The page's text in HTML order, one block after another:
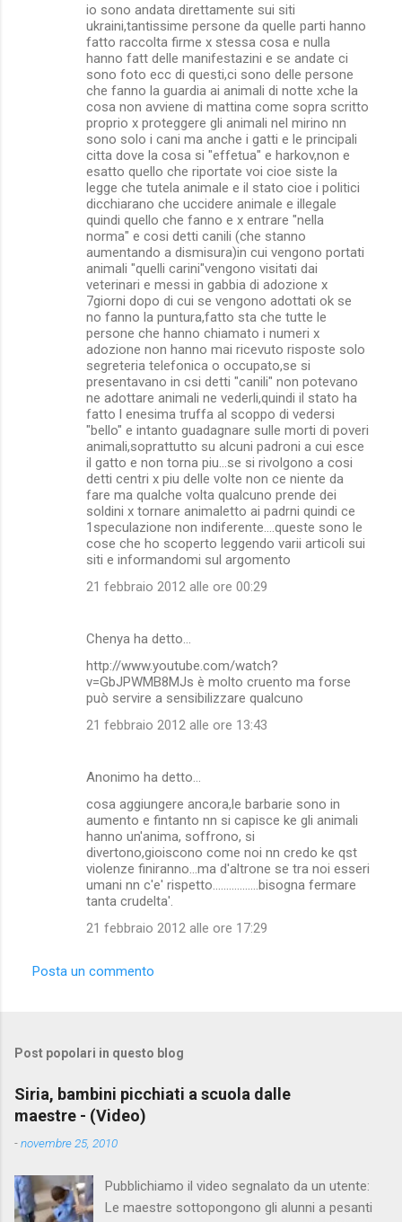
io sono andata direttamente sui siti
ukraini,tantissime persone da quelle parti hanno
fatto raccolta firme x stessa cosa e nulla
hanno fatt delle manifestazini e se andate ci
sono foto ecc di questi,ci sono delle persone
che fanno la guardia ai animali di notte xche la
cosa non avviene di mattina come sopra scritto
proprio x proteggere gli animali nel mirino nn
sono solo i cani ma anche i gatti e le principali
citta dove la cosa si "effetua" e harkov,non e
esatto quello che riportate voi cioe siste la
legge che tutela animale e il stato cioe i politici
dicchiarano che uccidere animale e illegale
quindi quello che fanno e x entrare "nella
norma" e cosi detti canili (che stanno
aumentando a dismisura)in cui vengono portati
animali "quelli carini"vengono visitati dai
veterinari e messi in gabbia di adozione x
7giorni dopo di cui se vengono adottati ok se
no fanno la puntura,fatto sta che tutte le
persone che hanno chiamato i numeri x
adozione non hanno mai ricevuto risposte solo
segreteria telefonica o occupato,se si
presentavano in csi detti "canili" non potevano
ne adottare animali ne vederli,quindi il stato ha
fatto l enesima truffa al scoppo di vedersi
"bello" e intanto guadagnare sulle morti di poveri
animali,soprattutto su alcuni padroni a cui esce
il gatto e non torna piu...se si rivolgono a cosi
detti centri x piu delle volte non ce niente da
fare ma qualche volta qualcuno prende dei
soldini x tornare animaletto ai padrni quindi ce
1speculazione non indiferente....queste sono le
cose che ho scoperto leggendo varii articoli sui
siti e informandomi sul argomento
21 febbraio 2012 alle ore 00:29
Chenya ha detto…
http://www.youtube.com/watch?
v=GbJPWMB8MJs è molto cruento ma forse
può servire a sensibilizzare qualcuno
21 febbraio 2012 alle ore 13:43
Anonimo ha detto…
cosa aggiungere ancora,le barbarie sono in
aumento e fintanto nn si capisce ke gli animali
hanno un'anima, soffrono, si
divertono,gioiscono come noi nn credo ke qst
violenze finiranno...ma d'altrone se tra noi esseri
umani nn c'e' rispetto.................bisogna fermare
tanta crudelta'.
21 febbraio 2012 alle ore 17:29
Posta un commento
Post popolari in questo blog
Siria, bambini picchiati a scuola dalle
maestre - (Video)
-novembre 25, 2010
Pubblichiamo il video segnalato da un utente:
Le maestre sottopongono gli alunni a pesanti